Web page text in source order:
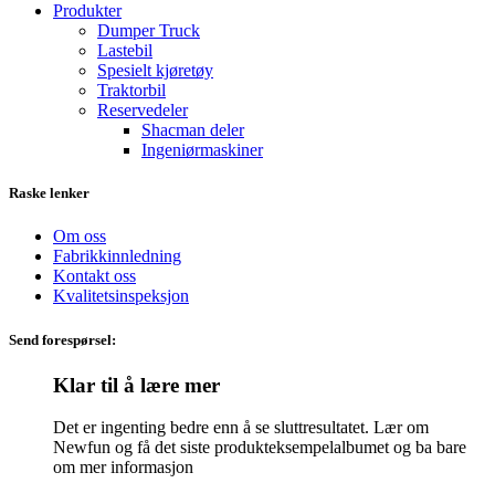
Produkter
Dumper Truck
Lastebil
Spesielt kjøretøy
Traktorbil
Reservedeler
Shacman deler
Ingeniørmaskiner
Raske lenker
Om oss
Fabrikkinnledning
Kontakt oss
Kvalitetsinspeksjon
Send forespørsel:
Klar til å lære mer
Det er ingenting bedre enn å se sluttresultatet. Lær om
Newfun og få det siste produkteksempelalbumet og ba bare
om mer informasjon